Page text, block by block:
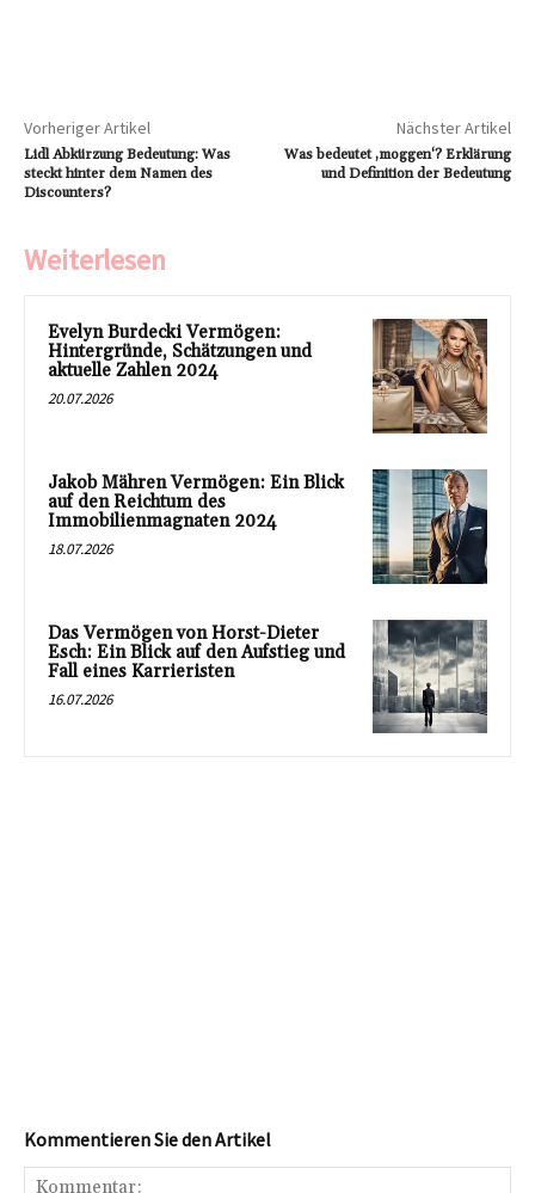
Vorheriger Artikel
Lidl Abkürzung Bedeutung: Was
steckt hinter dem Namen des
Discounters?
Nächster Artikel
Was bedeutet ‚moggen‘? Erklärung
und Definition der Bedeutung
Weiterlesen
Evelyn Burdecki Vermögen:
Hintergründe, Schätzungen und
aktuelle Zahlen 2024
20.07.2026
Jakob Mähren Vermögen: Ein Blick
auf den Reichtum des
Immobilienmagnaten 2024
18.07.2026
Das Vermögen von Horst-Dieter
Esch: Ein Blick auf den Aufstieg und
Fall eines Karrieristen
16.07.2026
Kommentieren Sie den Artikel